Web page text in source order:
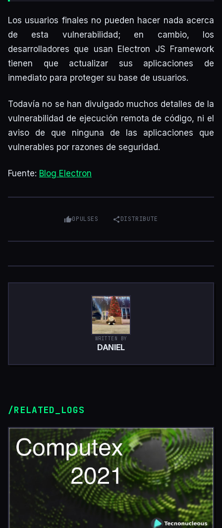
Los usuarios finales no pueden hacer nada acerca
de esta vulnerabilidad; en cambio, los
desarrolladores que usan Electron JS Framework
tienen que actualizar sus aplicaciones de
inmediato para proteger su base de usuarios.
Todavía no se han divulgado muchos detalles de la
vulnerabilidad de ejecución remota de código, ni el
aviso de que ninguna de las aplicaciones que
vulnerables por razones de seguridad.
Fuente: Blog Electron
0PULSES DISTRIBUTE
WRITTEN BY
DANIEL
/RELATED_LOGS